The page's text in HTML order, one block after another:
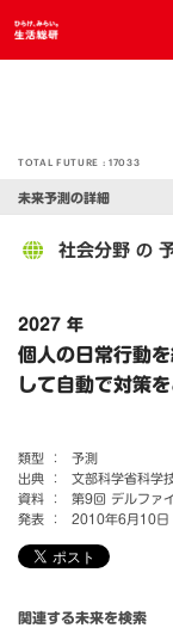
TOTAL FUTURE :17033
未来予測の詳細
社会分野 の
2027 年
個人の日常行動
して自動で対策
類型 ：
予測
出典 ：
文部科学省科学
資料 ：
第9回 デルファ
発表 ：
2010年6月10日
関連する未来を検索